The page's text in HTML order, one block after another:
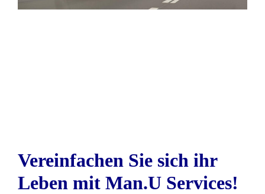
Vereinfachen Sie sich ihr
Leben mit Man.U Services!